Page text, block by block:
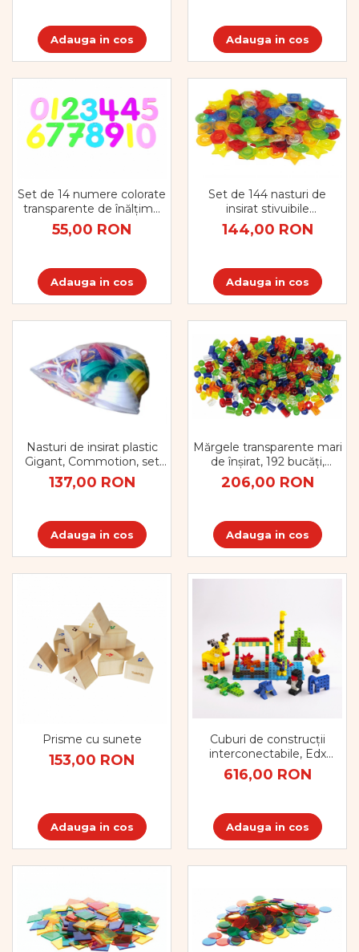
Adauga in cos Adauga in cos
Set de 14 numere colorate
transparente de înălțime
70 mm
55,00 RON
Adauga in cos
Set de 144 nasturi de
insirat stivuibile
transparente
144,00 RON
Adauga in cos
Nasturi de insirat plastic
Gigant, Commotion, set
de 44 bucati, multicolor
137,00 RON
Adauga in cos
Mărgele transparente mari
de înșirat, 192 bucăți,
multicolor
206,00 RON
Adauga in cos
Prisme cu sunete
153,00 RON
Adauga in cos
Cuburi de construcții
interconectabile, Edx
Education, set de 500
bucăți, multicolor
616,00 RON
Adauga in cos